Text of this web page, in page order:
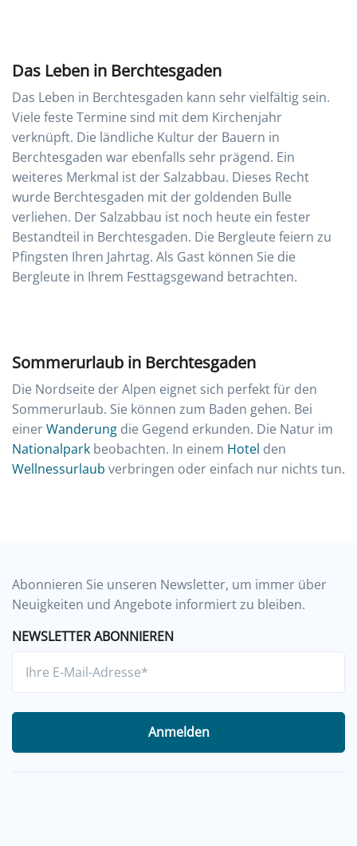
Das Leben in Berchtesgaden
Das Leben in Berchtesgaden kann sehr vielfältig sein.
Viele feste Termine sind mit dem Kirchenjahr
verknüpft. Die ländliche Kultur der Bauern in
Berchtesgaden war ebenfalls sehr prägend. Ein
weiteres Merkmal ist der Salzabbau. Dieses Recht
wurde Berchtesgaden mit der goldenden Bulle
verliehen. Der Salzabbau ist noch heute ein fester
Bestandteil in Berchtesgaden. Die Bergleute feiern zu
Pfingsten Ihren Jahrtag. Als Gast können Sie die
Bergleute in Ihrem Festtagsgewand betrachten.
Sommerurlaub in Berchtesgaden
Die Nordseite der Alpen eignet sich perfekt für den
Sommerurlaub. Sie können zum Baden gehen. Bei
einerWanderung die Gegend erkunden. Die Natur im
Nationalpark beobachten. In einem Hotel den
Wellnessurlaub verbringen oder einfach nur nichts tun.
Abonnieren Sie unseren Newsletter, um immer über
Neuigkeiten und Angebote informiert zu bleiben.
NEWSLETTER ABONNIEREN
Anmelden